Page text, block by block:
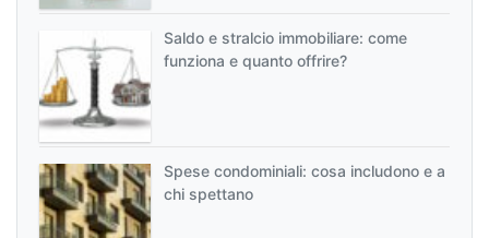
Saldo e stralcio immobiliare: come
funziona e quanto offrire?
Spese condominiali: cosa includono e a
chi spettano